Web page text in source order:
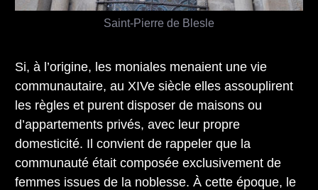
Saint-Pierre de Blesle
Si, à l’origine, les moniales menaient une vie
communautaire, au XIVe siècle elles assouplirent
les règles et purent disposer de maisons ou
d’appartements privés, avec leur propre
domesticité. Il convient de rappeler que la
communauté était composée exclusivement de
femmes issues de la noblesse. À cette époque, le